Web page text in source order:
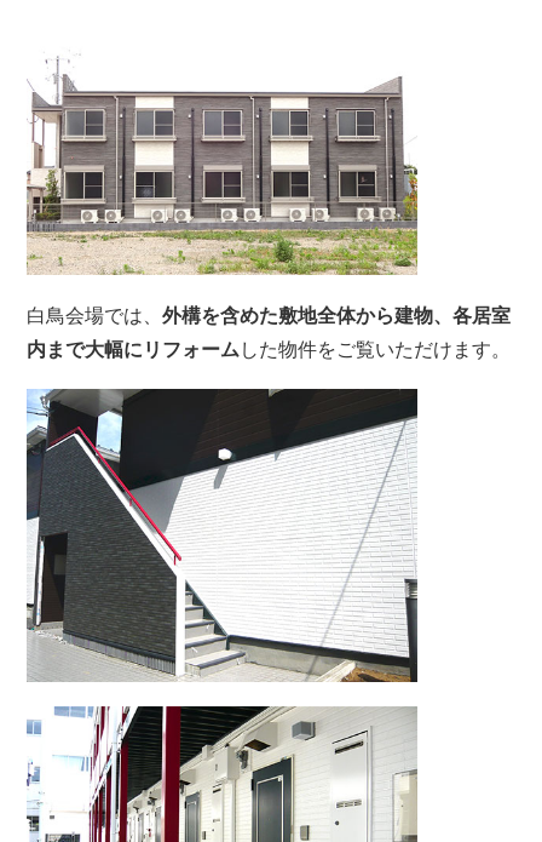
白鳥会場では、外構を含めた敷地全体から建物、各居室
内まで大幅にリフォーム した物件をご覧いただけます。